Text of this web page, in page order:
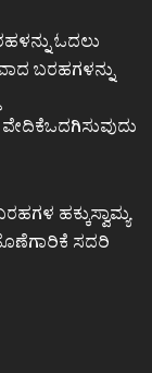
ಓದಲು
ಬರಹಗಳನ್ನು
ಹಕ್ಕುಸ್ವಾಮ್ಯ
ಸದರಿ